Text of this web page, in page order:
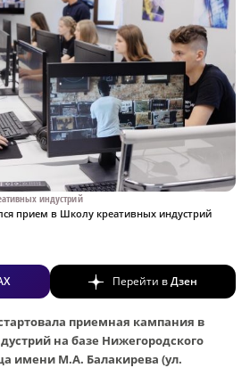
индустрий
прием в Школу креативных индустрий
Перейти вДзен
приемная кампания в
на базе Нижегородского
имени М.А. Балакирева (ул.